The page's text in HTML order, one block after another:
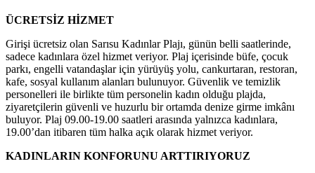
ÜCRETSİZ HİZMET
Girişi ücretsiz olan Sarısu Kadınlar Plajı, günün belli saatlerinde,
sadece kadınlara özel hizmet veriyor. Plaj içerisinde büfe, çocuk
parkı, engelli vatandaşlar için yürüyüş yolu, cankurtaran, restoran,
kafe, sosyal kullanım alanları bulunuyor. Güvenlik ve temizlik
personelleri ile birlikte tüm personelin kadın olduğu plajda,
ziyaretçilerin güvenli ve huzurlu bir ortamda denize girme imkânı
buluyor. Plaj 09.00-19.00 saatleri arasında yalnızca kadınlara,
19.00’dan itibaren tüm halka açık olarak hizmet veriyor.
KADINLARIN KONFORUNU ARTTIRIYORUZ